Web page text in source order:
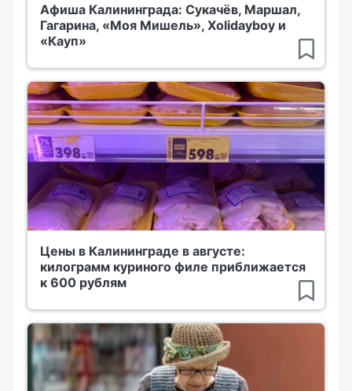
Афиша Калининграда: Сукачёв, Маршал,
Гагарина, «Моя Мишель», Xolidayboy и
«Кауп»
Цены в Калининграде в августе:
килограмм куриного филе приближается
к 600 рублям